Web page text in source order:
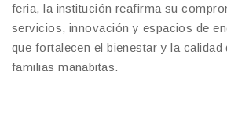
feria, la institución reafirma su
servicios, innovación y espacios de
que fortalecen el bienestar y la calidad
familias manabitas.